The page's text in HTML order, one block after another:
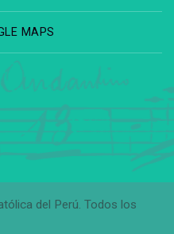
MAPS
del Perú. Todos los